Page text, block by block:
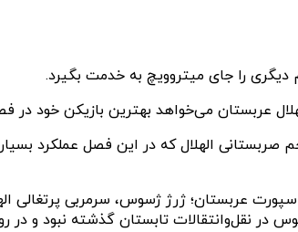
را جای میتروویچ به خدمت بگیرد.
عربستان می‌خواهد بهترین بازیکن خود در
صربستانی الهلال که در این فصل عملکرد
عربستان؛ ژرژ ژسوس، سرمربی پرتغالی
در نقل‌وانتقالات تابستان گذشته نبود و در